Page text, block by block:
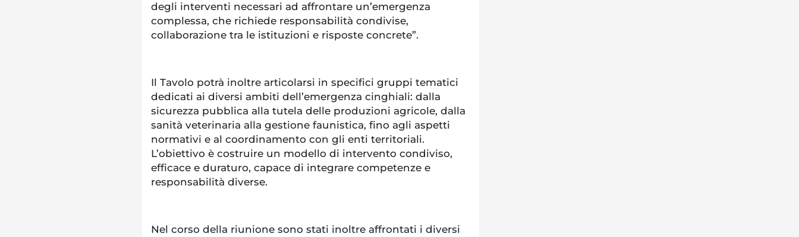
degli interventi necessari ad affrontare un’emergenza
complessa, che richiede responsabilità condivise,
collaborazione tra le istituzioni e risposte concrete”.
Il Tavolo potrà inoltre articolarsi in specifici gruppi tematici
dedicati ai diversi ambiti dell’emergenza cinghiali: dalla
sicurezza pubblica alla tutela delle produzioni agricole, dalla
sanità veterinaria alla gestione faunistica, fino agli aspetti
normativi e al coordinamento con gli enti territoriali.
L’obiettivo è costruire un modello di intervento condiviso,
efficace e duraturo, capace di integrare competenze e
responsabilità diverse.
Nel corso della riunione sono stati inoltre affrontati i diversi